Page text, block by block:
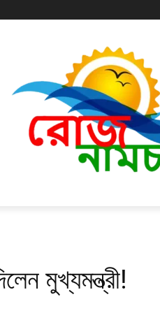
মুখ্যমন্ত্রী!